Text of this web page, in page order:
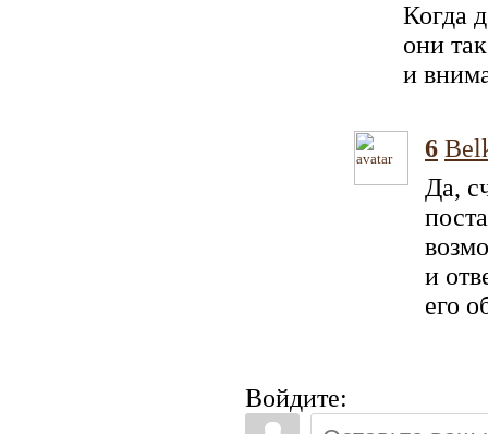
Когда
они
и
6
Да,
и
его
Войдите: